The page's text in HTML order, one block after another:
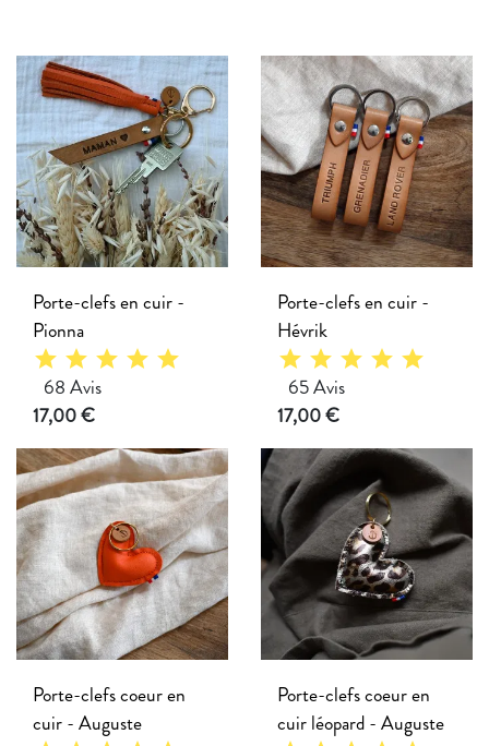
Porte-clefs en cuir -
Pionna
star star star star star
68 Avis
Prix
17,00 €
Porte-clefs en cuir -
Hévrik
star star star star star
65 Avis
Prix
17,00 €
Porte-clefs coeur en
cuir - Auguste
Porte-clefs coeur en
cuir léopard - Auguste